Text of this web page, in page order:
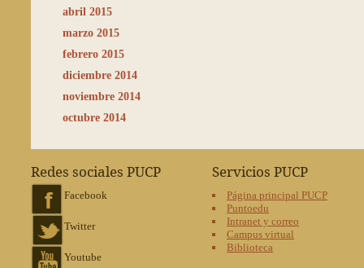
abril 2015
marzo 2015
febrero 2015
diciembre 2014
noviembre 2014
octubre 2014
Redes sociales PUCP
Facebook
Twitter
Youtube
Servicios PUCP
Página principal PUCP
Puntoedu
Intranet y correo
Campus virtual
Biblioteca